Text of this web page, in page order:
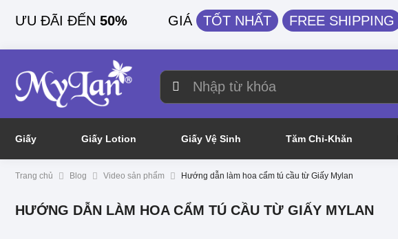
ƯU ĐÃI ĐẾN 50% GIÁ TỐT NHẤT FREE SHIPPING
Giấy Giấy Lotion Giấy Vệ Sinh Tăm Chỉ-Khăn
Trang chủ Blog Video sản phẩm Hướng dẫn làm hoa cẩm tú cầu từ Giấy Mylan
HƯỚNG DẪN LÀM HOA CẨM TÚ CẦU TỪ GIẤY MYLAN